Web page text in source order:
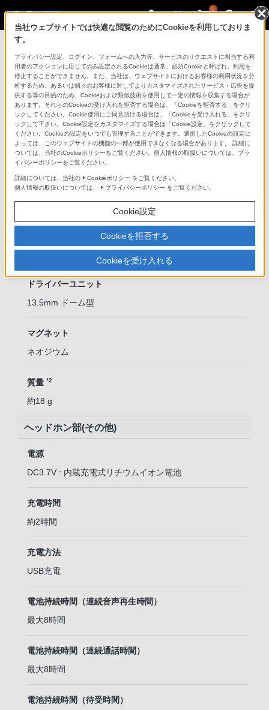
0
ヘッドホン
ワイヤレスステレオヘッドセット
WI-SP500
他の商品と比較する
●：対応 -：該当なし
機能表
ドライバーユニット
13.5mm ドーム型
マグネット
ネオジウム
質量 *2
約18 g
ヘッドホン部(その他)
電源
DC3.7V : 内蔵充電式リチウムイオン電池
充電時間
約2時間
充電方法
USB充電
電池持続時間（連続音声再生時間）
最大8時間
電池持続時間（連続通話時間）
最大8時間
電池持続時間（待受時間）
当社ウェブサイトでは快適な閲覧のためにCookieを利用しておりま
す。
プライバシー設定、ログイン、フォームへの入力等、サービスのリクエストに相当する利
用者のアクションに応じてのみ設定されるCookieは通常、必須Cookieと呼ばれ、利用を
停止することができません。また、当社は、ウェブサイトにおけるお客様の利用状況を分
析するため、あるいは個々のお客様に対してよりカスタマイズされたサービス・広告を提
供する等の目的のため、Cookieおよび類似技術を使用して一定の情報を収集する場合が
あります。それらのCookieの受け入れを拒否する場合は、「Cookieを拒否する」をクリ
ックしてください。Cookie使用にご同意頂ける場合は、「Cookieを受け入れる」をクリ
ックして下さい。Cookie設定をカスタマイズする場合は「Cookie設定」をクリックして
ください。Cookieの設定をいつでも管理することができます。選択したCookieの設定に
よっては、このウェブサイトの機能の一部が使用できなくなる場合があります。 詳細に
ついては、当社のCookieポリシーをご覧ください。個人情報の取扱いについては、プラ
イバシーポリシーをご覧ください。
詳細については、当社の Cookieポリシー をご覧ください。
個人情報の取扱いについては、
プライバシーポリシー をご覧ください。
Cookie設定
Cookieを拒否する
Cookieを受け入れる